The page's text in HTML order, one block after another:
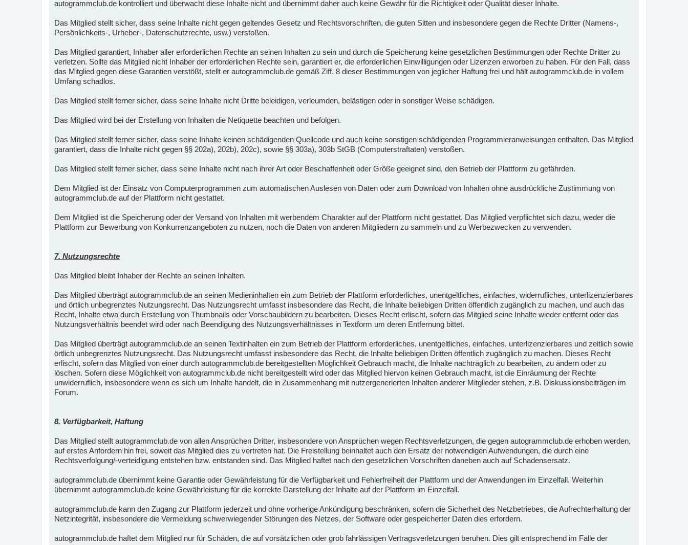
autogrammclub.de kontrolliert und überwacht diese Inhalte nicht und übernimmt daher auch keine Gewähr für die Richtigkeit oder Qualität dieser Inhalte.
Das Mitglied stellt sicher, dass seine Inhalte nicht gegen geltendes Gesetz und Rechtsvorschriften, die guten Sitten und insbesondere gegen die Rechte Dritter (Namens-,
Persönlichkeits-, Urheber-, Datenschutzrechte, usw.) verstoßen.
Das Mitglied garantiert, Inhaber aller erforderlichen Rechte an seinen Inhalten zu sein und durch die Speicherung keine gesetzlichen Bestimmungen oder Rechte Dritter zu
verletzen. Sollte das Mitglied nicht Inhaber der erforderlichen Rechte sein, garantiert er, die erforderlichen Einwilligungen oder Lizenzen erworben zu haben. Für den Fall, dass
das Mitglied gegen diese Garantien verstößt, stellt er autogrammclub.de gemäß Ziff. 8 dieser Bestimmungen von jeglicher Haftung frei und hält autogrammclub.de in vollem
Umfang schadlos.
Das Mitglied stellt ferner sicher, dass seine Inhalte nicht Dritte beleidigen, verleumden, belästigen oder in sonstiger Weise schädigen.
Das Mitglied wird bei der Erstellung von Inhalten die Netiquette beachten und befolgen.
Das Mitglied stellt ferner sicher, dass seine Inhalte keinen schädigenden Quellcode und auch keine sonstigen schädigenden Programmieranweisungen enthalten. Das Mitglied
garantiert, dass die Inhalte nicht gegen §§ 202a), 202b), 202c), sowie §§ 303a), 303b StGB (Computerstraftaten) verstoßen.
Das Mitglied stellt ferner sicher, dass seine Inhalte nicht nach ihrer Art oder Beschaffenheit oder Größe geeignet sind, den Betrieb der Plattform zu gefährden.
Dem Mitglied ist der Einsatz von Computerprogrammen zum automatischen Auslesen von Daten oder zum Download von Inhalten ohne ausdrückliche Zustimmung von
autogrammclub.de auf der Plattform nicht gestattet.
Dem Mitglied ist die Speicherung oder der Versand von Inhalten mit werbendem Charakter auf der Plattform nicht gestattet. Das Mitglied verpflichtet sich dazu, weder die
Plattform zur Bewerbung von Konkurrenzangeboten zu nutzen, noch die Daten von anderen Mitgliedern zu sammeln und zu Werbezwecken zu verwenden.
7. Nutzungsrechte
Das Mitglied bleibt Inhaber der Rechte an seinen Inhalten.
Das Mitglied überträgt autogrammclub.de an seinen Medieninhalten ein zum Betrieb der Plattform erforderliches, unentgeltliches, einfaches, widerrufliches, unterlizenzierbares
und örtlich unbegrenztes Nutzungsrecht. Das Nutzungsrecht umfasst insbesondere das Recht, die Inhalte beliebigen Dritten öffentlich zugänglich zu machen, und auch das
Recht, Inhalte etwa durch Erstellung von Thumbnails oder Vorschaubildern zu bearbeiten. Dieses Recht erlischt, sofern das Mitglied seine Inhalte wieder entfernt oder das
Nutzungsverhältnis beendet wird oder nach Beendigung des Nutzungsverhältnisses in Textform um deren Entfernung bittet.
Das Mitglied überträgt autogrammclub.de an seinen Textinhalten ein zum Betrieb der Plattform erforderliches, unentgeltliches, einfaches, unterlizenzierbares und zeitlich sowie
örtlich unbegrenztes Nutzungsrecht. Das Nutzungsrecht umfasst insbesondere das Recht, die Inhalte beliebigen Dritten öffentlich zugänglich zu machen. Dieses Recht
erlischt, sofern das Mitglied von einer durch autogrammclub.de bereitgestellten Möglichkeit Gebrauch macht, die Inhalte nachträglich zu bearbeiten, zu ändern oder zu
löschen. Sofern diese Möglichkeit von autogrammclub.de nicht bereitgestellt wird oder das Mitglied hiervon keinen Gebrauch macht, ist die Einräumung der Rechte
unwiderruflich, insbesondere wenn es sich um Inhalte handelt, die in Zusammenhang mit nutzergenerierten Inhalten anderer Mitglieder stehen, z.B. Diskussionsbeiträgen im
Forum.
8. Verfügbarkeit, Haftung
Das Mitglied stellt autogrammclub.de von allen Ansprüchen Dritter, insbesondere von Ansprüchen wegen Rechtsverletzungen, die gegen autogrammclub.de erhoben werden,
auf erstes Anfordern hin frei, soweit das Mitglied dies zu vertreten hat. Die Freistellung beinhaltet auch den Ersatz der notwendigen Aufwendungen, die durch eine
Rechtsverfolgung/-verteidigung entstehen bzw. entstanden sind. Das Mitglied haftet nach den gesetzlichen Vorschriften daneben auch auf Schadensersatz.
autogrammclub.de übernimmt keine Garantie oder Gewährleistung für die Verfügbarkeit und Fehlerfreiheit der Plattform und der Anwendungen im Einzelfall. Weiterhin
übernimmt autogrammclub.de keine Gewährleistung für die korrekte Darstellung der Inhalte auf der Plattform im Einzelfall.
autogrammclub.de kann den Zugang zur Plattform jederzeit und ohne vorherige Ankündigung beschränken, sofern die Sicherheit des Netzbetriebes, die Aufrechterhaltung der
Netzintegrität, insbesondere die Vermeidung schwerwiegender Störungen des Netzes, der Software oder gespeicherter Daten dies erfordern.
autogrammclub.de haftet dem Mitglied nur für Schäden, die auf vorsätzlichen oder grob fahrlässigen Vertragsverletzungen beruhen. Dies gilt entsprechend im Falle der